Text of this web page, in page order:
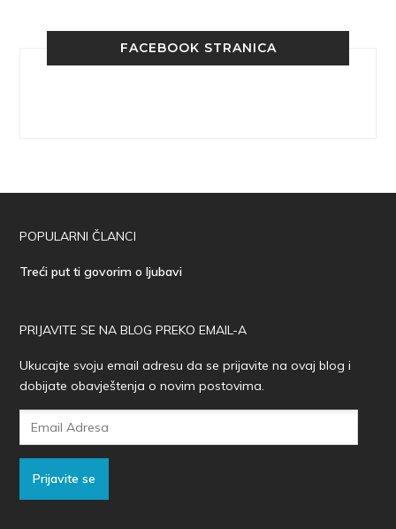
FACEBOOK STRANICA
POPULARNI ČLANCI
Treći put ti govorim o ljubavi
PRIJAVITE SE NA BLOG PREKO EMAIL-A
Ukucajte svoju email adresu da se prijavite na ovaj blog i
dobijate obavještenja o novim postovima.
Prijavite se